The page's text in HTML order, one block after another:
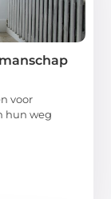
voor
hun weg